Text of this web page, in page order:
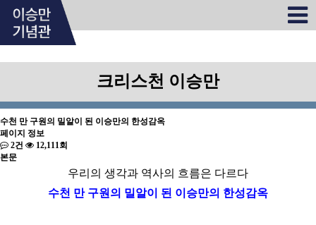
크리스천 이승만
수천 만 구원의 밀알이 된 이승만의 한성감옥
페이지 정보
2건
12,111회
본문
우리의 생각과 역사의 흐름은 다르다
수천 만 구원의 밀알이 된 이승만의 한성감옥